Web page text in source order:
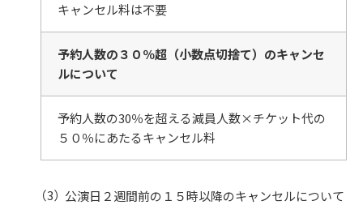
キャンセル料は不要
予約人数の３０％超（小数点切捨て）のキャンセ
ルについて
予約人数の30％を超える減員人数×チケット代の
５０％にあたるキャンセル料
公演日２週間前の１５時以降のキャンセルについて